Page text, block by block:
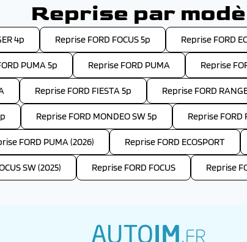
Reprise par
4p Reprise FORD FOCUS 5p Reprise FORD
PUMA 5p Reprise FORD PUMA Reprise
Reprise FORD FIESTA 5p Reprise FORD
Reprise FORD MONDEO SW 5p Reprise FORD
FORD PUMA (2026) Reprise FORD ECOSPORT
SW (2025) Reprise FORD FOCUS Reprise